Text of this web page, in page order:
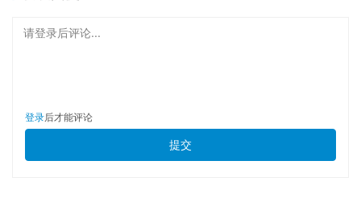
请登录后评论...
登录后才能评论
提交